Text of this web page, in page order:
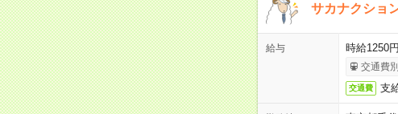
サカナクショ
給与 時給1250
交通費
交通費 支